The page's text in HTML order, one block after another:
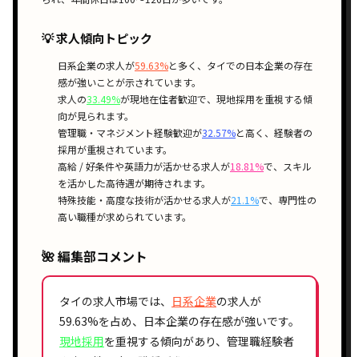
💡 求人傾向トピック
日系企業の求人が59.63%と多く、タイでの日本企業の存在
感が強いことが示されています。
求人の33.49%が現地在住者歓迎で、 現地採用を重視する傾
向が見られます。
管理職・マネジメント経験歓迎が32.57%と高く、 経験者の
採用が重視されています。
高給 / 好条件や英語力が活かせる求人が18.81%で、
スキル
を活かした高待遇が期待されます。
特殊技能・高度な技術が活かせる求人が21.1%で、 専門性の
高い職種が求められています。
🌺 編集部コメント
タイの求人市場では、 日系企業の求人が
59.63%を占め、 日本企業の存在感が強いです。
現地採用を重視する傾向があり、 管理職経験者